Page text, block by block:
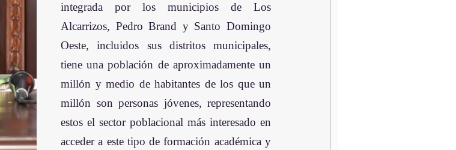
integrada por los municipios de Los
Alcarrizos, Pedro Brand y Santo Domingo
Oeste, incluidos sus distritos municipales,
tiene una población de aproximadamente un
millón y medio de habitantes de los que un
millón son personas jóvenes, representando
estos el sector poblacional más interesado en
acceder a este tipo de formación académica y